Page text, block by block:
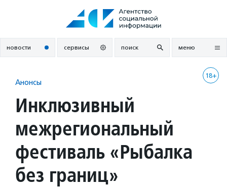
новости сервисы поиск меню
18+
Анонсы
Инклюзивный
межрегиональный
фестиваль «Рыбалка
без границ»